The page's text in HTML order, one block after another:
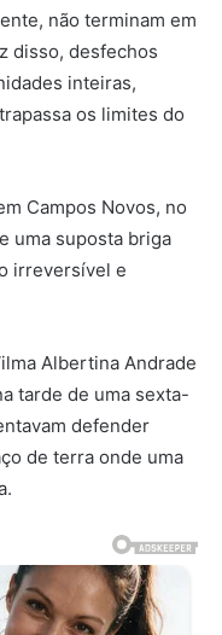
não terminam em
disso, desfechos
inteiras,
os limites do
Campos Novos, no
uma suposta briga
irreversível e
Albertina Andrade
tarde de uma sexta-
defender
de terra onde uma